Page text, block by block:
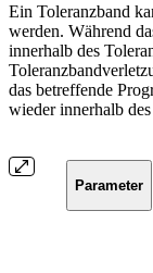
Ein Toleranzband
werden. Während
innerhalb des
das betreffende
wieder innerhalb
Parameter